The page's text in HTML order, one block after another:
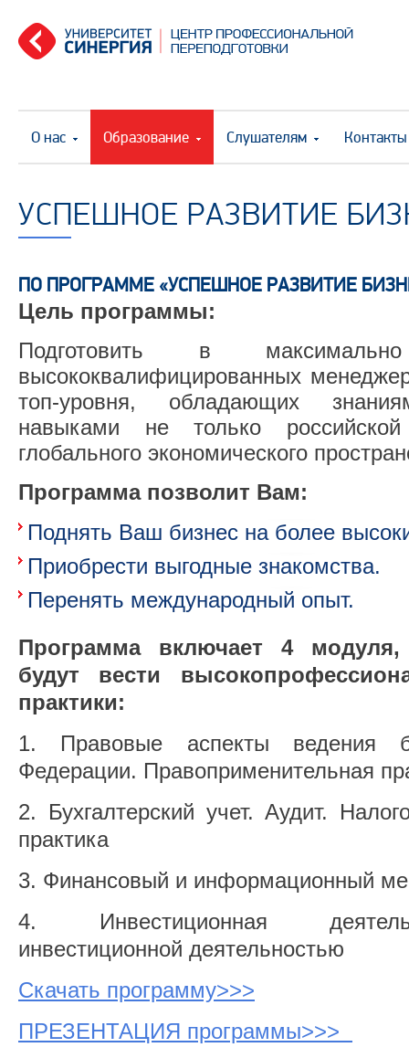
О нас Образование Слушателям Контакты
УСПЕШНОЕ РАЗВИТИЕ
ПО ПРОГРАММЕ «УСПЕШНОЕ РАЗВИТИЕ
Цель программы:
Подготовить в
высококвалифицированных
топ-уровня, обладающих
навыками не только
глобального экономического
Программа позволит Вам:
Поднять Ваш бизнес на более
Приобрести выгодные знакомства.
Перенять международный опыт.
Программа включает 4 модуля,
будут вести
практики:
Правовые аспекты ведения
Федерации. Правоприменительная
Бухгалтерский учет. Аудит.
практика
Финансовый и информационный
Инвестиционная
инвестиционной деятельностью
Скачать программу>>>
ПРЕЗЕНТАЦИЯ программы>>>